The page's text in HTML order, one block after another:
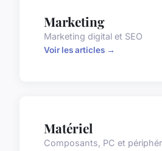
Marketing
Marketing digital et SEO
Voir les articles →
Matériel
Composants, PC et